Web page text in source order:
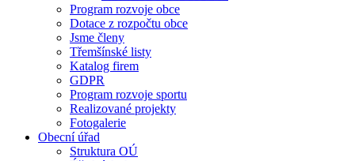
Program rozvoje obce
Dotace z rozpočtu obce
Jsme členy
Třemšínské listy
Katalog firem
GDPR
Program rozvoje sportu
Realizované projekty
Fotogalerie
Obecní úřad
Struktura OÚ